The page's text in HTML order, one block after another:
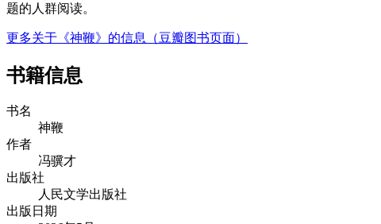
题的人群阅读。
更多关于《神鞭》的信息（豆瓣图书页面）
书籍信息
书名
神鞭
作者
冯骥才
出版社
人民文学出版社
出版日期